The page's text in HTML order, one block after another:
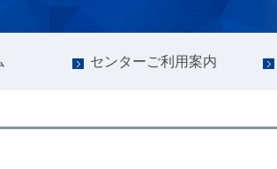
センターご利用案内